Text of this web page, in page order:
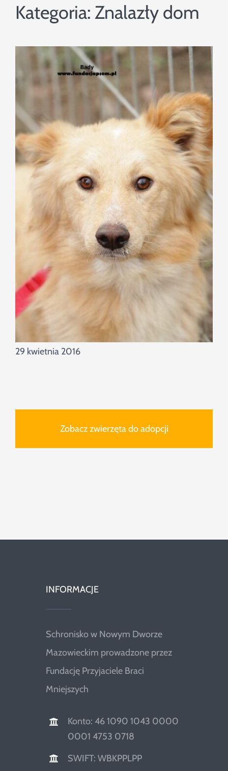
Kategoria: Znalazły dom
29 kwietnia 2016
Zobacz zwierzęta do adopcji
INFORMACJE
Schronisko w Nowym Dworze
Mazowieckim prowadzone przez
Fundację Przyjaciele Braci
Mniejszych
Konto: 46 1090 1043 0000
0001 4753 0718
SWIFT: WBKPPLPP